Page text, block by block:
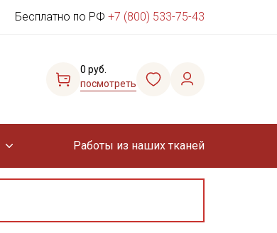
Бесплатно по РФ +7 (800) 533-75-43
0 руб.
посмотреть
Работы из наших тканей